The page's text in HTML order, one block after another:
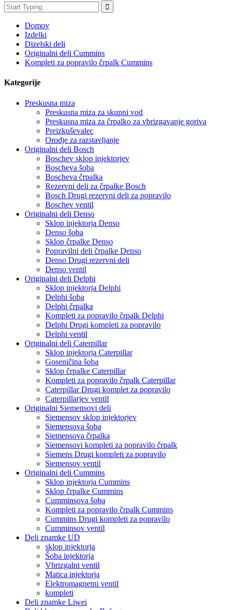
Domov
Izdelki
Dizelski deli
Originalni deli Cummins
Kompleti za popravilo črpalk Cummins
Kategorije
Preskusna miza
Preskusna miza za skupni vod
Preskusna miza za črpalko za vbrizgavanje goriva
Preizkuševalec
Orodje za razstavljanje
Originalni deli Bosch
Boschev sklop injektorjev
Boscheva šoba
Boscheva črpalka
Rezervni deli za črpalke Bosch
Bosch Drugi rezervni deli za popravilo
Boschev ventil
Originalni deli Denso
Sklop injektorja Denso
Denso šoba
Sklop črpalke Denso
Popravilni deli črpalke Denso
Denso Drugi rezervni deli
Denso ventil
Originalni deli Delphi
Sklop injektorja Delphi
Delphi šoba
Delphi črpalka
Kompleti za popravilo črpalk Delphi
Delphi Drugi kompleti za popravilo
Delphi ventil
Originalni deli Caterpillar
Sklop injektorja Caterpillar
Goseničina šoba
Sklop črpalke Caterpillar
Kompleti za popravilo črpalk Caterpillar
Caterpillar Drugi komplet za popravilo
Caterpillarjev ventil
Originalni Siemensovi deli
Siemensov sklop injektorjev
Siemensova šoba
Siemensova črpalka
Siemensovi kompleti za popravilo črpalk
Siemens Drugi kompleti za popravilo
Siemensov ventil
Originalni deli Cummins
Sklop injektorja Cummins
Sklop črpalke Cummins
Cumminsova šoba
Kompleti za popravilo črpalk Cummins
Cummins Drugi kompleti za popravilo
Cumminsov ventil
Deli znamke UD
sklop injektorja
Šoba injektorja
Vbrizgalni ventil
Matica injektorja
Elektromagnetni ventil
kompleti
Deli znamke Liwei